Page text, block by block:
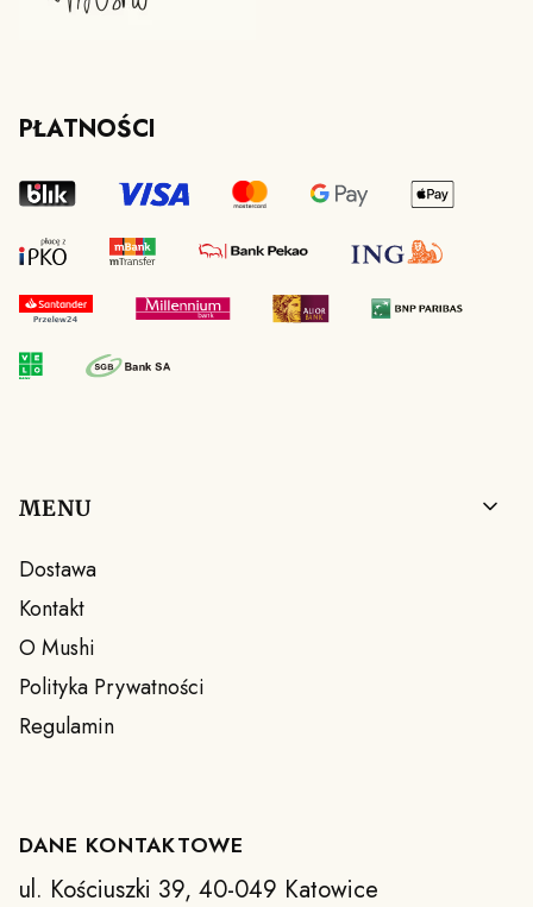
PŁATNOŚCI
Linki w stopce
MENU
Dostawa
Kontakt
O Mushi
Polityka Prywatności
Regulamin
DANE KONTAKTOWE
ul. Kościuszki 39, 40-049 Katowice